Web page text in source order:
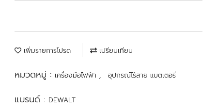
เพิ่มรายการโปรด เปรียบเทียบ
หมวดหมู่ : เครื่องมือไฟฟ้า , อุปกรณ์ไร้สาย แบตเตอรี่
แบรนด์ : DEWALT